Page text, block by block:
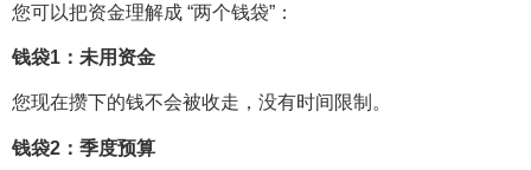
您可以把资金理解成 “两个钱袋”：
钱袋1：未用资金
您现在攒下的钱不会被收走，没有时间限制。
钱袋2：季度预算